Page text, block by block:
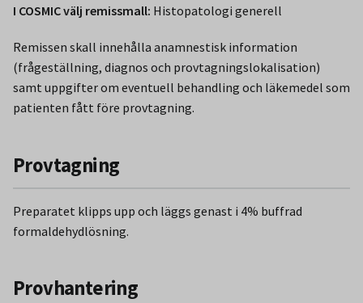
I COSMIC välj remissmall: Histopatologi generell
Remissen skall innehålla anamnestisk information
(frågeställning, diagnos och provtagningslokalisation)
samt uppgifter om eventuell behandling och läkemedel som
patienten fått före provtagning.
Provtagning
Preparatet klipps upp och läggs genast i 4% buffrad
formaldehydlösning.
Provhantering